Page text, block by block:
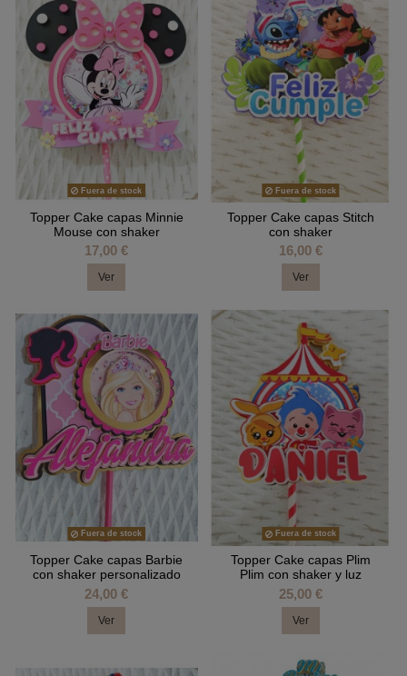
Fuera de stock
Topper Cake capas Minnie
Mouse con shaker
17,00 €
Ver
Fuera de stock
Topper Cake capas Stitch
con shaker
16,00 €
Ver
Fuera de stock
Topper Cake capas Barbie
con shaker personalizado
24,00 €
Ver
Fuera de stock
Topper Cake capas Plim
Plim con shaker y luz
25,00 €
Ver